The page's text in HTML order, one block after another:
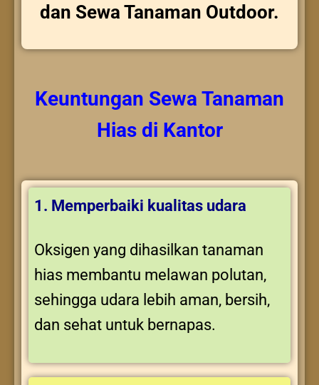
dan Sewa Tanaman Outdoor.
Keuntungan Sewa Tanaman
Hiasdi Kantor
1. Memperbaiki kualitas udara
Oksigen yang dihasilkan tanaman
hias membantu melawan polutan,
sehingga udara lebih aman, bersih,
dan sehat untuk bernapas.